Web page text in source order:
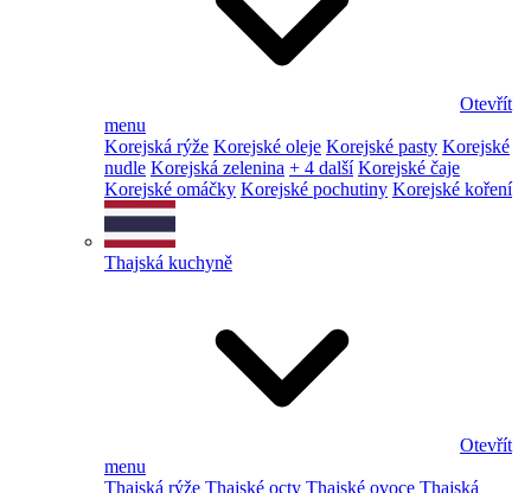
Otevřít
menu
Korejská rýže Korejské oleje Korejské pasty Korejské
nudle Korejská zelenina + 4 další Korejské čaje
Korejské omáčky Korejské pochutiny Korejské koření
Thajská kuchyně
Otevřít
menu
Thajská rýže Thajské octy Thajské ovoce Thajská